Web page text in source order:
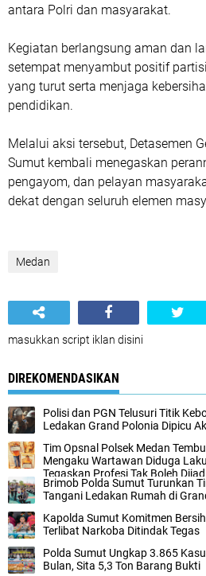
antara Polri dan masyarakat.
Kegiatan berlangsung aman dan
setempat menyambut positif
yang turut serta menjaga
pendidikan.
Melalui aksi tersebut, Detasemen
Sumut kembali menegaskan
pengayom, dan pelayan
dekat dengan seluruh elemen
Medan
masukkan script iklan disini
DIREKOMENDASIKAN
Polisi dan PGN Telusuri Titik
Ledakan Grand Polonia Dipicu
Tim Opsnal Polsek Medan
Mengaku Wartawan Diduga
Tegaskan Profesi Tak Boleh
Brimob Polda Sumut Turunkan
Tangani Ledakan Rumah di
Kapolda Sumut Komitmen
Terlibat Narkoba Ditindak Tegas
Polda Sumut Ungkap 3.865
Bulan, Sita 5,3 Ton Barang Bukti